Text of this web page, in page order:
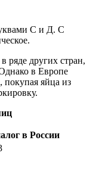
С и Д. С
ряде других стран,
в Европе
покупая яйца из
в России